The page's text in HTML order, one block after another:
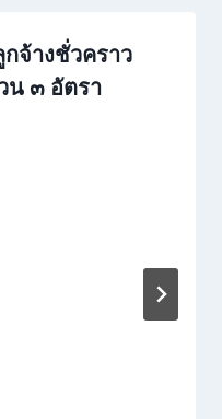
จ้างชั่วคราว
น ๓ อัตรา